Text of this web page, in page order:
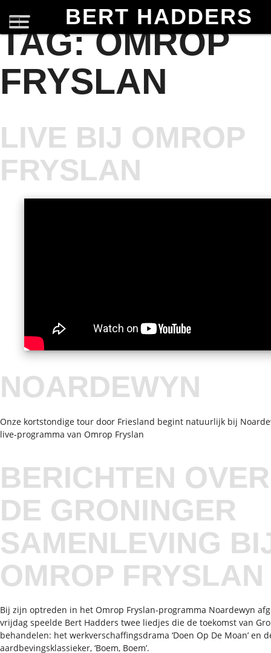
BERT HADDERS
TAG:OMROP
FRYSLAN
LIVE BIJ OMROP
FRYSLAN
NOARDEWYN
Onze kortstondige tour door Friesland begint natuurlijk bij
live-programma van Omrop Fryslan
BERICHTEN OVER
DE GRONINGER
SAMENLEVING
OMROP FRYSLAN
Bij zijn optreden in het Omrop Fryslan-programma Noardewyn
vrijdag speelde Bert Hadders twee liedjes die de toekomst van
behandelen: het werkverschaffingsdrama ‘Doen Op De Moan’ en
aardbevingsklassieker, ‘Boem, Boem’.